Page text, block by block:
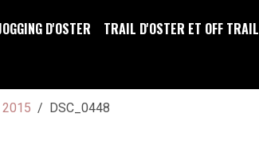
D'OSTER TRAIL D'OSTER ET OFF TRAIL
DSC_0448